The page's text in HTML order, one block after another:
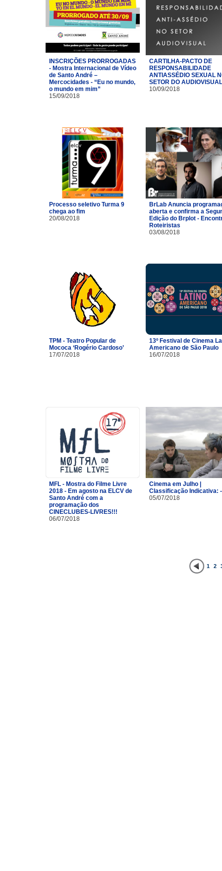
INSCRIÇÕES PRORROGADAS
- Mostra Internacional de Vídeo
de Santo André –
Mercocidades - “Eu no mundo,
o mundo em mim”
15/09/2018
CARTILHA-PACTO DE
RESPONSABILIDADE
ANTIASSÉDIO SEXUAL
SETOR DO AUDIOVISUAL
10/09/2018
Processo seletivo Turma 9
chega ao fim
20/08/2018
BrLab Anuncia
aberta e confirma a
Edição do Brplot -
Roteiristas
03/08/2018
TPM - Teatro Popular de
Mococa ‘Rogério Cardoso’
17/07/2018
13º Festival de Cinema
Americano de São Paulo
16/07/2018
MFL - Mostra do Filme Livre
2018 - Em agosto na ELCV de
Santo André com a
programação dos
CINECLUBES-LIVRES!!!
06/07/2018
Cinema em Julho |
Classificação Indicativa:
05/07/2018
1 2